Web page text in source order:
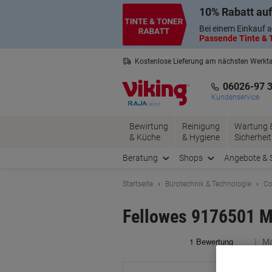
10% Rabatt
Bei einem Einkauf
Passende Tinte &
Kostenlose Lieferung am nächsten
06026-97
Kundenservice
Bewirtung
& Küche
Reinigung
& Hygiene
Wartung
Sicherheit
Beratung Shops Angebote &
Startseite Bürotechnik & Technologie
Fellowes 9176501